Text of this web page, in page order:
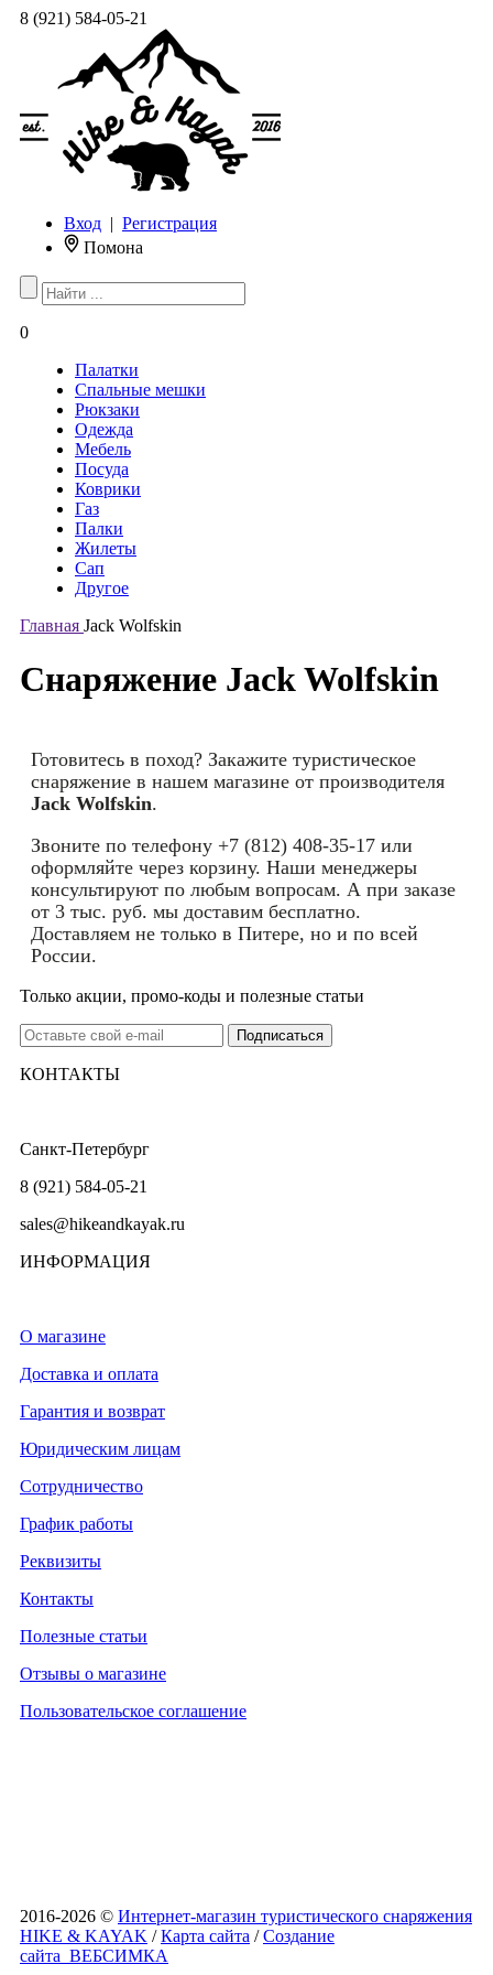
8 (921) 584-05-21
Вход | Регистрация
Помона
0
Палатки
Спальные мешки
Рюкзаки
Одежда
Мебель
Посуда
Коврики
Газ
Палки
Жилеты
Сап
Другое
Главная Jack Wolfskin
Снаряжение Jack Wolfskin
Готовитесь в поход? Закажите туристическое
снаряжение в нашем магазине от производителя
Jack Wolfskin.
Звоните по телефону +7 (812) 408-35-17 или
оформляйте через корзину. Наши менеджеры
консультируют по любым вопросам. А при заказе
от 3 тыс. руб. мы доставим бесплатно.
Доставляем не только в Питере, но и по всей
России.
Только акции, промо-коды и полезные статьи
КОНТАКТЫ
Санкт-Петербург
8 (921) 584-05-21
sales@hikeandkayak.ru
ИНФОРМАЦИЯ
О магазине
Доставка и оплата
Гарантия и возврат
Юридическим лицам
Сотрудничество
График работы
Реквизиты
Контакты
Полезные статьи
Отзывы о магазине
Пользовательское соглашение
2016-2026 © Интернет-магазин туристического снаряжения
HIKE & KAYAK /Карта сайта /Создание
сайта ВЕБСИМКА